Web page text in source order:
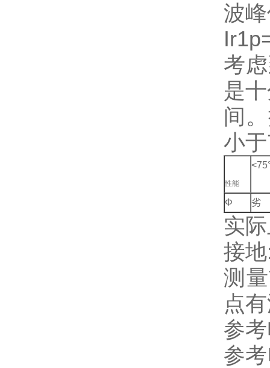
波
考
是
间
小
性能
Φ 劣
实
接
测
点
参
参